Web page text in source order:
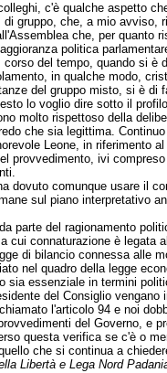
c'è qualche aspetto
di gruppo, che,a mio avviso,
che, per
politica
del tempo, quando si
in qualche modo,
del gruppo misto, si è
lo voglio dire sotto il
molto rispettoso della
che sia legittima.
Leone, in riferimento
provvedimento, ivi
dovuto comunque usare il
sul piano interpretativo
parte del ragionamento
cui connaturazione è
di bilancio connessa alle
nel quadro della legge
sia essenziale in termini
del Consiglio
l'articolo 94 e noi
del Governo, e
questa verifica se c'è o
che si continua a
Libertà e Lega Nord